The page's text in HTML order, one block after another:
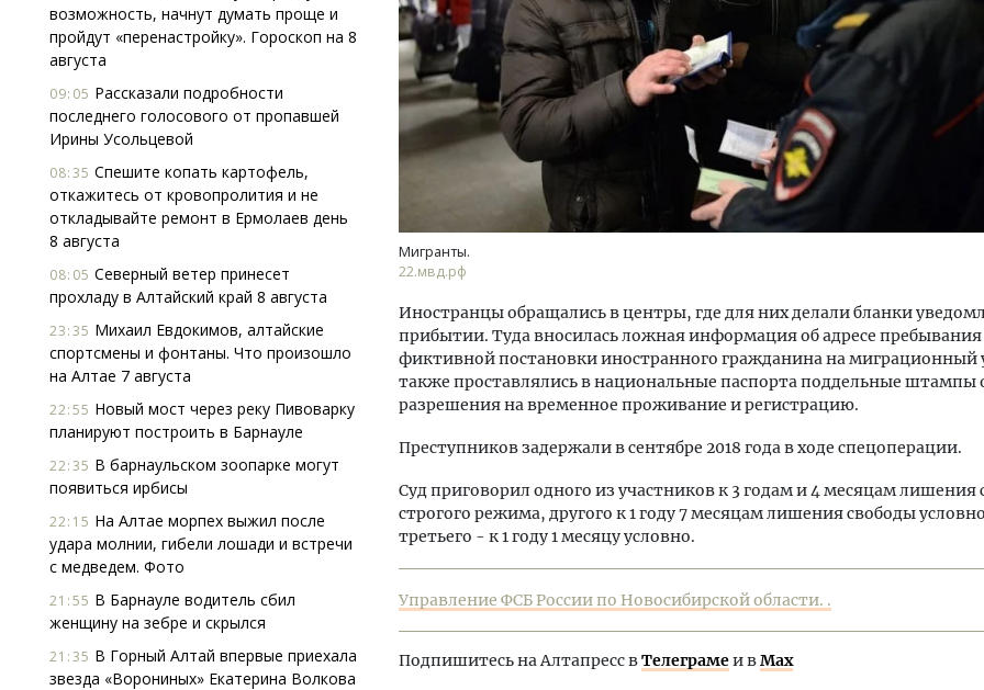
возможность, начнут думать проще и
пройдут «перенастройку». Гороскоп на 8
августа
09:05 Рассказали подробности
последнего голосового от пропавшей
Ирины Усольцевой
08:35 Спешите копать картофель,
откажитесь от кровопролития и не
откладывайте ремонт в Ермолаев день
8 августа
08:05 Северный ветер принесет
прохладу в Алтайский край 8 августа
23:35 Михаил Евдокимов, алтайские
спортсмены и фонтаны. Что произошло
на Алтае 7 августа
22:55 Новый мост через реку Пивоварку
планируют построить в Барнауле
22:35 В барнаульском зоопарке могут
появиться ирбисы
22:15 На Алтае морпех выжил после
удара молнии, гибели лошади и встречи
с медведем. Фото
21:55 В Барнауле водитель сбил
женщину на зебре и скрылся
21:35 В Горный Алтай впервые приехала
звезда «Ворониных» Екатерина Волкова
Мигранты.
22.мвд.рф
Иностранцы обращались в центры, где для них делали бланки
прибытии. Туда вносилась ложная информация об адресе пребывания
фиктивной постановки иностранного гражданина на миграционный
также проставлялись в национальные паспорта поддельные штампы
разрешения на временное проживание и регистрацию.
Преступников задержали в сентябре 2018 года в ходе спецоперации.
Суд приговорил одного из участников к 3 годам и 4 месяцам лишения
строгого режима, другого к 1 году 7 месяцам лишения свободы
третьего - к 1 году 1 месяцу условно.
Управление ФСБ России по Новосибирской области. .
Подпишитесь на Алтапресс вТелеграмеи вMax
Ищем новые берега. Гендиректор
Гатилов — о том, как девелоперу
оставаться на плаву, когда рынок
СТРОИТЕЛЬСТВО
Архитектурный код
земли. Мощение
плитами становится